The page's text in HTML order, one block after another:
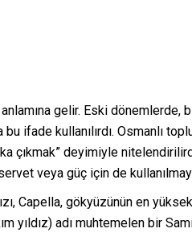
gelir. Eski dönemlerde,
ifade kullanılırdı. Osmanlı
çıkmak” deyimiyle
veya güç için de
Capella, gökyüzünün en
yıldız) adı muhtemelen bir